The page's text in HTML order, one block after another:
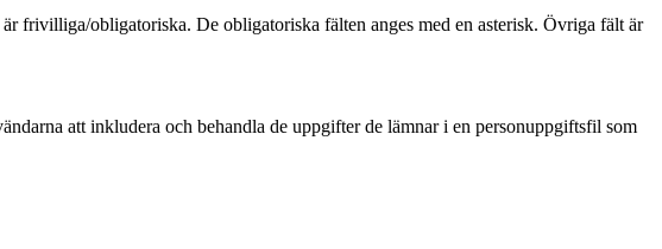
frivilliga/obligatoriska. De obligatoriska fälten anges med en asterisk. Övriga fält är
att inkludera och behandla de uppgifter de lämnar i en personuppgiftsfil som